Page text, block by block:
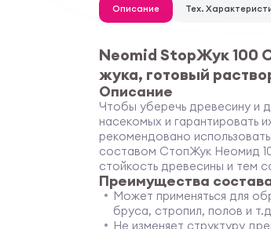
Описание Тех.
Neomid StopЖук 100
жука, готовый
Описание
Чтобы уберечь древесину и
насекомых и гарантировать
рекомендовано
составом СтопЖук Неомид
стойкость древесины и тем
Преимущества
Может применяться для
бруса, стропил, полов и
Не изменяет структуру